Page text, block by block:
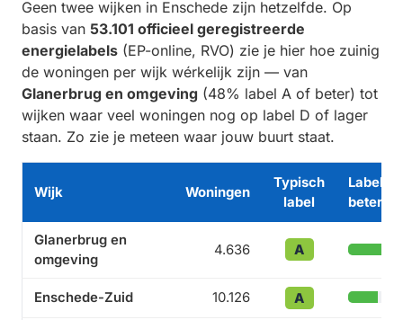
Geen twee wijken in Enschede zijn hetzelfde. Op
basis van 53.101 officieel geregistreerde
energielabels (EP-online, RVO) zie je hier hoe zuinig
de woningen per wijk wérkelijk zijn — van
Glanerbrug en omgeving (48% label A of beter) tot
wijken waar veel woningen nog op label D of lager
staan. Zo zie je meteen waar jouw buurt staat.
Wijk Woningen
Typisch
label
Label A
beter
Glanerbrug en
omgeving
4.636 A
Enschede-Zuid 10.126 A